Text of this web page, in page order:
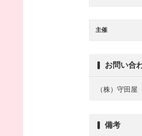
主催
お問い合
（株）守田
備考